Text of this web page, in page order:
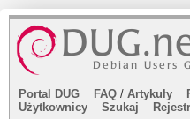
Portal DUG FAQ / Artykuły
Użytkownicy
Szukaj